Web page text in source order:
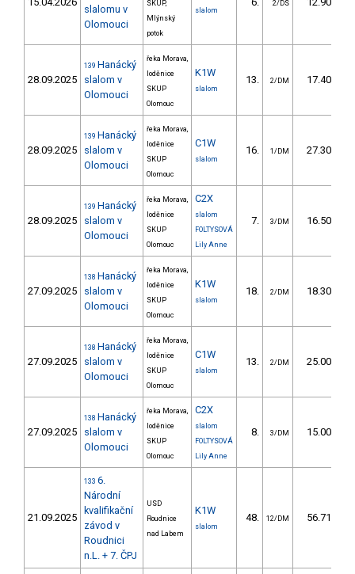
slalomu v
Olomouci
SKUP,
Mlýnský
potok
slalom
2/DS
28.09.2025
139 Hanácký
slalom v
Olomouci
řeka Morava,
loděnice
SKUP
Olomouc
K1W
slalom
13. 2/DM 17.40
28.09.2025
139 Hanácký
slalom v
Olomouci
řeka Morava,
loděnice
SKUP
Olomouc
C1W
slalom
16. 1/DM 27.30
28.09.2025
139 Hanácký
slalom v
Olomouci
řeka Morava,
loděnice
SKUP
Olomouc
C2X
slalom
FOLTYSOVÁ
Lily Anne
7. 3/DM 16.50
27.09.2025
138 Hanácký
slalom v
Olomouci
řeka Morava,
loděnice
SKUP
Olomouc
K1W
slalom
18. 2/DM 18.30
27.09.2025
138 Hanácký
slalom v
Olomouci
řeka Morava,
loděnice
SKUP
Olomouc
C1W
slalom
13. 2/DM 25.00
27.09.2025
138 Hanácký
slalom v
Olomouci
řeka Morava,
loděnice
SKUP
Olomouc
C2X
slalom
FOLTYSOVÁ
Lily Anne
8. 3/DM 15.00
21.09.2025
133 6.
Národní
kvalifikační
závod v
Roudnici
n.L. + 7. ČPJ
USD
Roudnice
nad Labem
K1W
slalom
48. 12/DM 56.71